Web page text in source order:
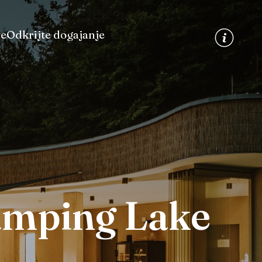
Odkrijte dogajanje
Lake